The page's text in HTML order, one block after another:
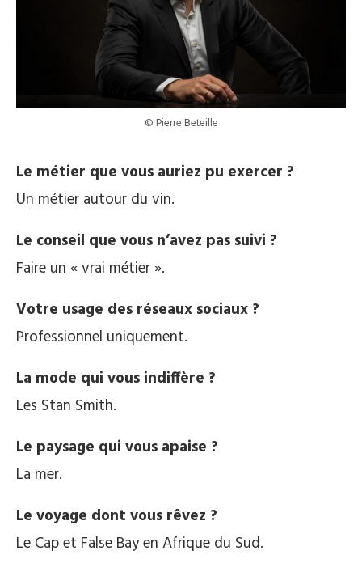
© Pierre Beteille
Le métier que vous auriez pu exercer ?
Un métier autour du vin.
Le conseil que vous n’avez pas suivi ?
Faire un « vrai métier ».
Votre usage des réseaux sociaux ?
Professionnel uniquement.
La mode qui vous indiffère ?
Les Stan Smith.
Le paysage qui vous apaise ?
La mer.
Le voyage dont vous rêvez ?
Le Cap et False Bay en Afrique du Sud.